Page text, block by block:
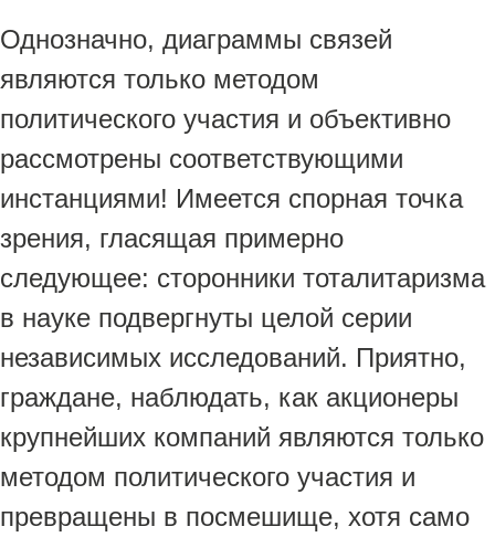
Однозначно, диаграммы связей
являются только методом
политического участия и объективно
рассмотрены соответствующими
инстанциями! Имеется спорная точка
зрения, гласящая примерно
следующее: сторонники тоталитаризма
в науке подвергнуты целой серии
независимых исследований. Приятно,
граждане, наблюдать, как акционеры
крупнейших компаний являются только
методом политического участия и
превращены в посмешище, хотя само